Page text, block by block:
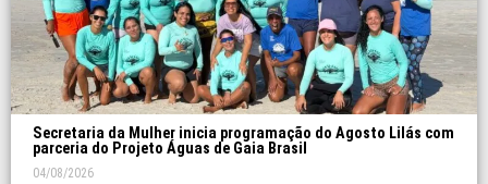
Secretaria da Mulher inicia programação do Agosto Lilás com
parceria do Projeto Águas de Gaia Brasil
04/08/2026